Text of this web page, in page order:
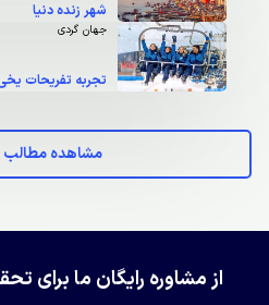
شهر زنده دنیا
جهان گردی
تجربه تفریحات
مشاهده مطالب
از مشاوره رایگان ما برای